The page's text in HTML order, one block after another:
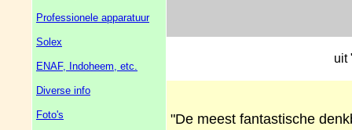
Professionele apparatuur
Solex
ENAF, Indoheem, etc.
Diverse info
Foto's
uit
"De meest fantastische